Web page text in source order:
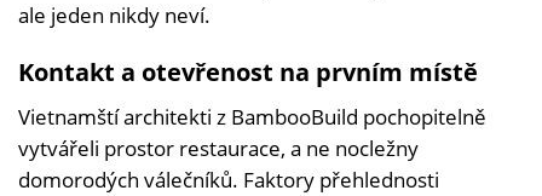
ale jeden nikdy neví.
Kontakt a otevřenost na prvním místě
Vietnamští architekti z BambooBuild pochopitelně
vytvářeli prostor restaurace, a ne nocležny
domorodých válečníků. Faktory přehlednosti